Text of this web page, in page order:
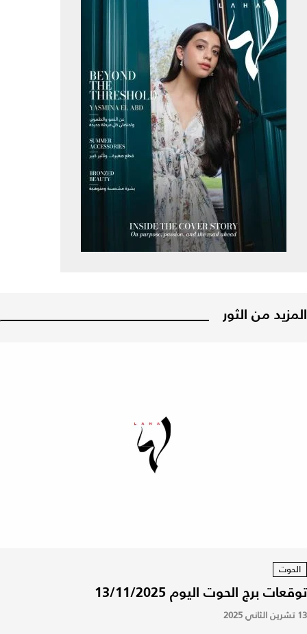
المزيد من الثور
الحوت
توقعات برج الحوت اليوم 13/11/2025
13 تشرين الثاني 2025